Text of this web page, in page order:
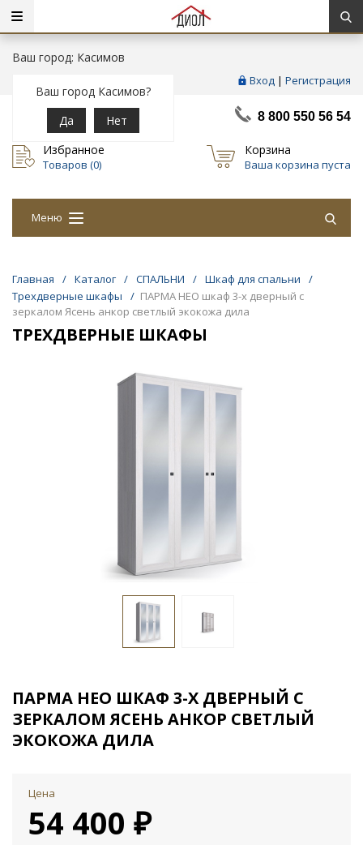
Ваш город: Касимов
Ваш город Касимов?
Да
Нет
Вход | Регистрация
8 800 550 56 54
Избранное
Товаров (0)
Корзина
Ваша корзина пуста
Меню
Главная / Каталог / СПАЛЬНИ / Шкаф для спальни
/
Трехдверные шкафы
/ ПАРМА НЕО шкаф 3-х дверный с
зеркалом Ясень анкор светлый экокожа дила
ТРЕХДВЕРНЫЕ ШКАФЫ
ПАРМА НЕО ШКАФ 3-Х ДВЕРНЫЙ С
ЗЕРКАЛОМ ЯСЕНЬ АНКОР СВЕТЛЫЙ
ЭКОКОЖА ДИЛА
Цена
54 400 ₽